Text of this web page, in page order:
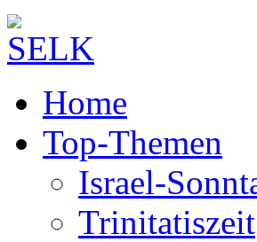
Home
Top-Themen
Israel-
Trinitatiszeit